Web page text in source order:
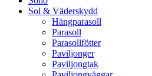
Sol & Väderskydd
Hängparasoll
Parasoll
Parasollfötter
Paviljonger
Paviljongtak